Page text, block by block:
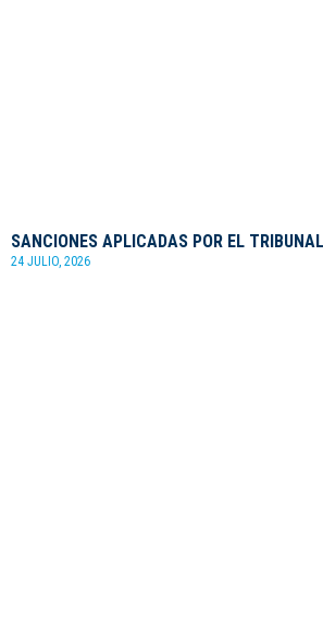
SANCIONES APLICADAS POR EL
24 JULIO, 2026